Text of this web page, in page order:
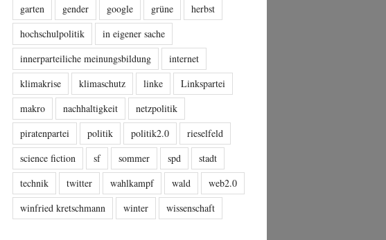
garten
gender google grüne
herbst
hochschulpolitik
in eigener sache
innerparteiliche meinungsbildung
internet
klimakrise
klimaschutz linke
Linkspartei
makro
nachhaltigkeit
netzpolitik
piratenpartei
politik politik2.0
rieselfeld
science fiction
sf sommer spd
stadt
technik
twitter wahlkampf wald
web2.0
winfried kretschmann
winter wissenschaft